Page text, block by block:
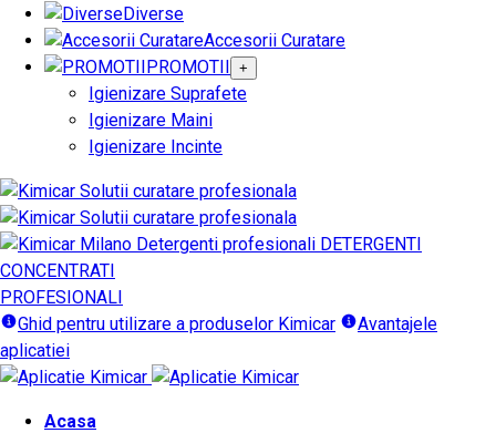
Diverse
Accesorii Curatare
PROMOTII +
Igienizare Suprafete
Igienizare Maini
Igienizare Incinte
DETERGENTI
CONCENTRATI
PROFESIONALI
Ghid pentru utilizare a produselor Kimicar
Avantajele
aplicatiei
Acasa